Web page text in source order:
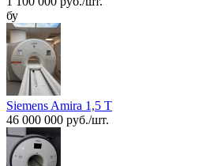
бу
Siemens Amira 1,5 Т
46 000 000 руб./шт.